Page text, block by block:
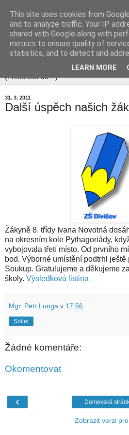
31. 3. 2011
Další úspěch našich
Žákyně 8. třídy Ivana Novotná
na okresním kole Pythagoriády,
vybojovala třetí místo. Od prvního
bod. Výborné umístění podtrhl ještě
Soukup. Gratulujeme a děkujeme
školy. Výsledková listina
Mgr. Petr Lunga v 17:56
Sdílet
Žádné komentáře:
Okomentovat
‹ Domovská
Zobrazit verzi
This site uses cookies from
and to analyze traffic. Your IP
shared with Google along with
metrics to ensure quality of
statistics, and to detect and
LEARN MORE